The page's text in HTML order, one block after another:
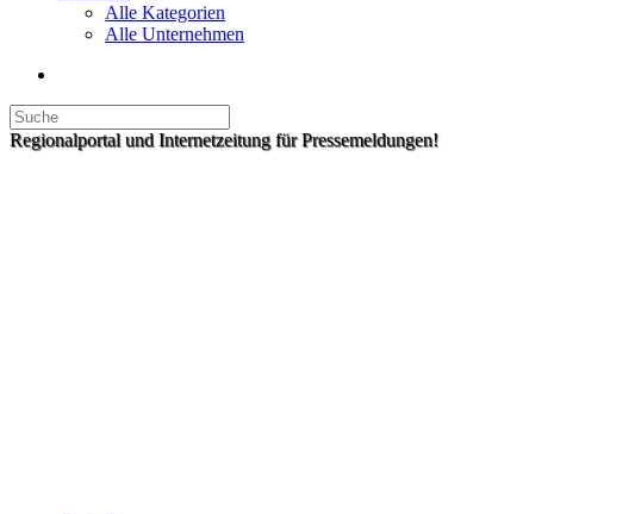
Alle Kategorien
Alle Unternehmen
Regionalportal und Internetzeitung für Pressemeldungen!